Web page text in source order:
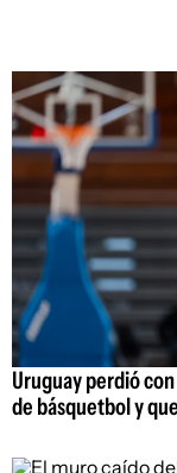
Uruguay perdió
de básquetbol y